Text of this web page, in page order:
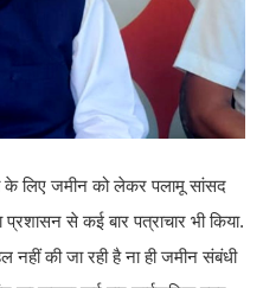
के लिए जमीन को लेकर पलामू सांसद
से कई बार पत्राचार भी किया.
नहीं की जा रही है ना ही जमीन संबंधी